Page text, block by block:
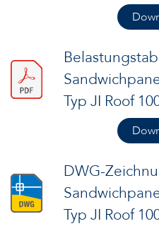
Typ JI Roof
DWG-
Typ JI Roof